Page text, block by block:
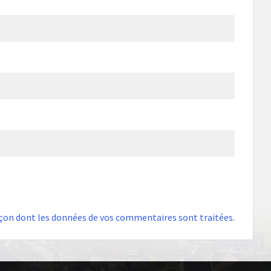
dont les données de vos commentaires sont traitées.